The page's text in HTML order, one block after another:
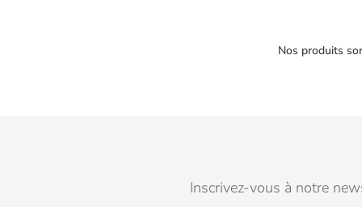
Nos produits
Inscrivez-vous à notre